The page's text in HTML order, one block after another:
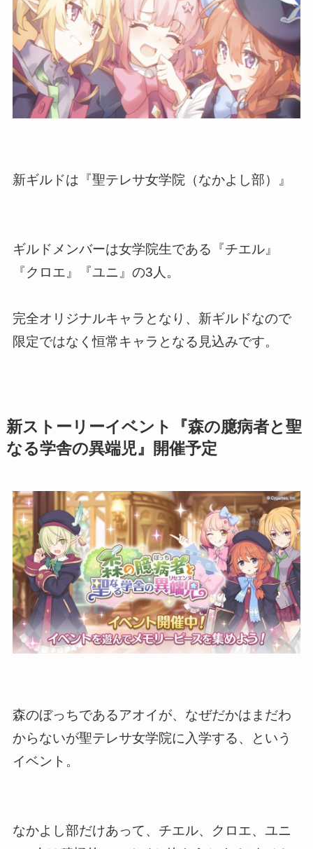
新ギルドは『聖テレサ女学院（なかよし部）』
ギルドメンバーは女学院生である『チエル』
『クロエ』『ユニ』の3人。
完全オリジナルキャラとなり、新ギルドなので
限定ではなく恒常キャラとなる見込みです。
新ストーリーイベント『森の臆病者と聖
なる学舎の異端児』開催予定
森のぼっちであるアオイが、なぜだかはまだわ
からないが聖テレサ女学院に入学する、という
イベント。
なかよし部だけあって、チエル、クロエ、ユニ